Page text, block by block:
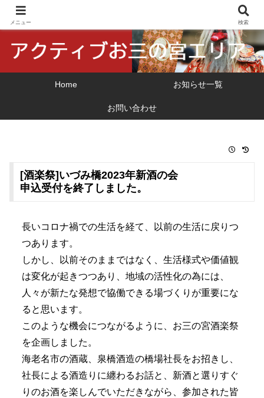
横浜市 関外・お三の宮地区の地域振興
Home お知らせ一覧
お問い合わせ
[酒楽祭]いづみ橋2023年新酒の会
申込受付を終了しました。
長いコロナ禍での生活を経て、以前の生活に戻りつ
つあります。
しかし、以前そのままではなく、生活様式や価値観
は変化が起きつつあり、地域の活性化の為には、
人々が新たな発想で協働できる場づくりが重要にな
ると思います。
このような機会につながるように、お三の宮酒楽祭
を企画しました。
海老名市の酒蔵、泉橋酒造の橋場社長をお招きし、
社長による酒造りに纏わるお話と、新酒と選りすぐ
りのお酒を楽しんでいただきながら、参加された皆
メニュー 検索